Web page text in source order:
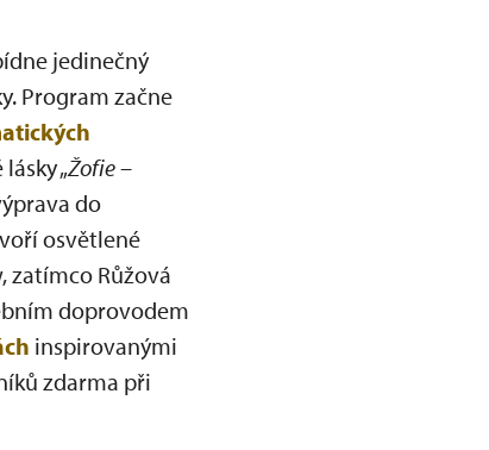
jedinečný
Program začne
„Žofie –
do
osvětlené
zatímco Růžová
doprovodem
inspirovanými
zdarma při